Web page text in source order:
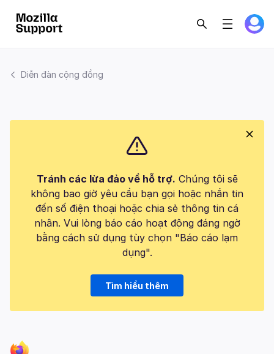
Diễn đàn cộng đồng
Tránh các lừa đảo về hỗ trợ. Chúng tôi sẽ
không bao giờ yêu cầu bạn gọi hoặc nhắn tin
đến số điện thoại hoặc chia sẻ thông tin cá
nhân. Vui lòng báo cáo hoạt động đáng ngờ
bằng cách sử dụng tùy chọn "Báo cáo lạm
dụng".
Tìm hiểu thêm